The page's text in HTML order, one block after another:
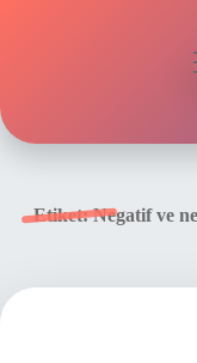
Etiket:Negatif ve